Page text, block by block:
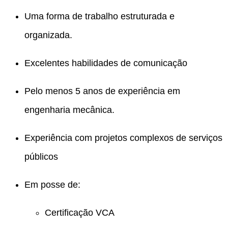
Uma forma de trabalho estruturada e
organizada.
Excelentes habilidades de comunicação
Pelo menos 5 anos de experiência em
engenharia mecânica.
Experiência com projetos complexos de serviços
públicos
Em posse de:
Certificação VCA